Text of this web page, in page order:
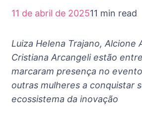
11 de abril de 202511 min read
Luiza Helena Trajano, Alcione
Cristiana Arcangeli estão
marcaram presença no
outras mulheres a conquistar
ecossistema da inovação